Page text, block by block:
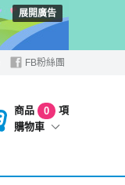
展開廣告
FB粉絲團
商品 0
項
購物車